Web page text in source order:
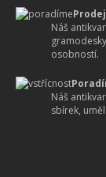
Náš
osobností.
Náš
sbírek,